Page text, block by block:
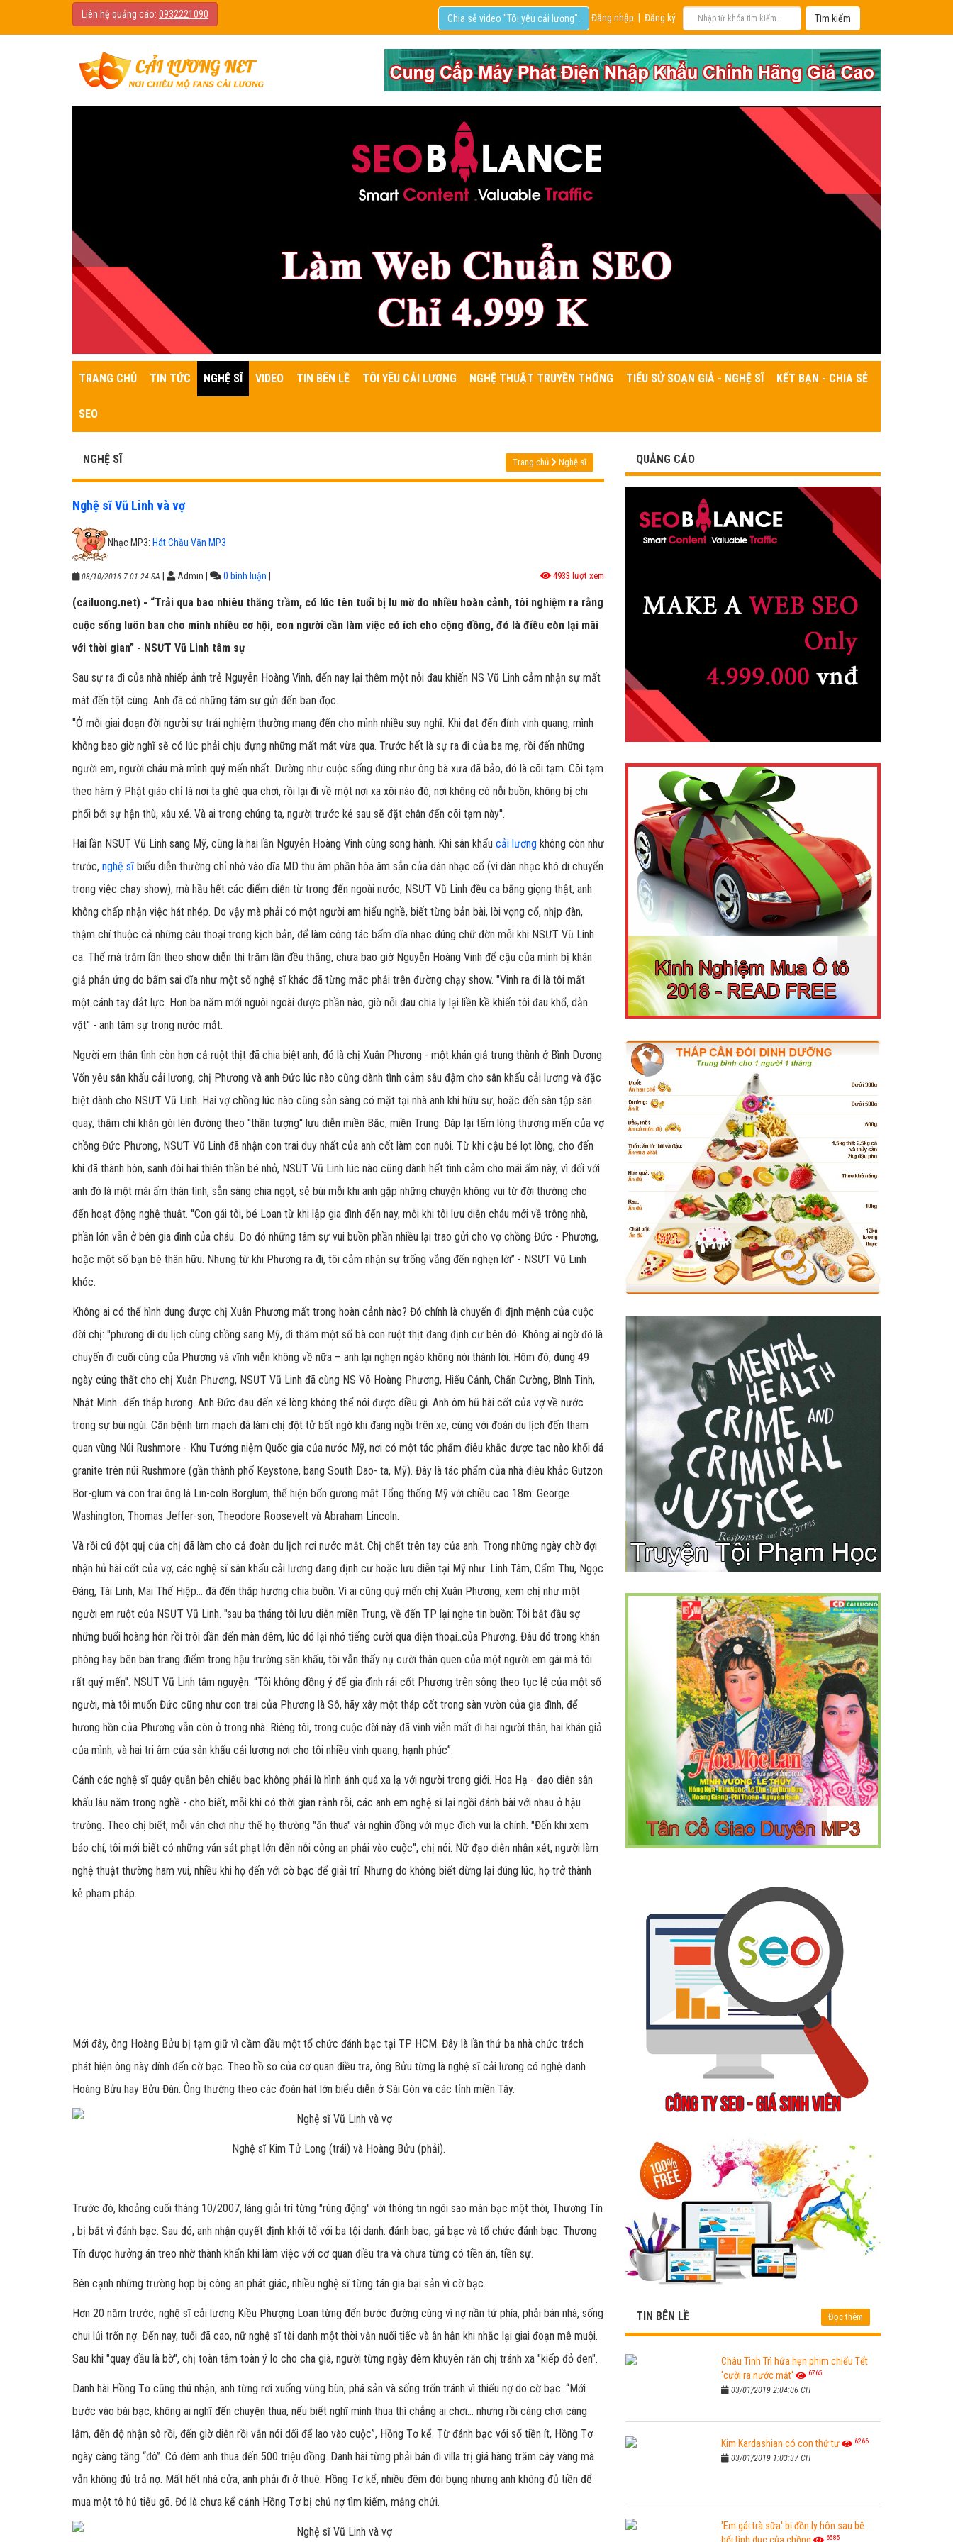
Liên hệ quảng cáo: 0932221090 Đăng nhập Đăng ký
Chia sẻ video "Tôi yêu cải lương".
TRANG CHỦ TIN TỨC NGHỆ SĨ VIDEO TIN BÊN LỀ TÔI YÊU CẢI LƯƠNG NGHỆ THUẬT TRUYỀN THỐNG TIỂU SỬ SOẠN GIẢ - NGHỆ SĨ KẾT BẠN - CHIA SẺ
SEO
NGHỆ SĨ Trang chủ Nghệ sĩ
Nghệ sĩ Vũ Linh và vợ
Nhạc MP3: Hát Chầu Văn MP3
08/10/2016 7:01:24 SA Admin 0 bình luận 4933 lượt xem
(cailuong.net) - “Trải qua bao nhiêu thăng trầm, có lúc tên tuổi bị lu mờ do nhiều hoàn cảnh, tôi nghiệm ra rằng
cuộc sống luôn ban cho mình nhiều cơ hội, con người cần làm việc có ích cho cộng đồng, đó là điều còn lại mãi
với thời gian” - NSƯT Vũ Linh tâm sự
Sau sự ra đi của nhà nhiếp ảnh trẻ Nguyễn Hoàng Vinh, đến nay lại thêm một nỗi đau khiến NS Vũ Linh cảm nhận sự mất
mát đến tột cùng. Anh đã có những tâm sự gửi đến bạn đọc.
''Ở mỗi giai đoạn đời người sự trải nghiệm thường mang đến cho mình nhiều suy nghĩ. Khi đạt đến đỉnh vinh quang, mình
không bao giờ nghĩ sẽ có lúc phải chịu đựng những mất mát vừa qua. Trước hết là sự ra đi của ba mẹ, rồi đến những
người em, người cháu mà mình quý mến nhất. Dường như cuộc sống đúng như ông bà xưa đã bảo, đó là cõi tạm. Cõi tạm
theo hàm ý Phật giáo chỉ là nơi ta ghé qua chơi, rồi lại đi về một nơi xa xôi nào đó, nơi không có nỗi buồn, không bị chi
phối bởi sự hận thù, xâu xé. Và ai trong chúng ta, người trước kẻ sau sẽ đặt chân đến cõi tạm này''.
Hai lần NSUT Vũ Linh sang Mỹ, cũng là hai lần Nguyễn Hoàng Vinh cùng song hành. Khi sân khấu cải lương không còn như
trước, nghệ sĩbiểu diễn thường chỉ nhờ vào dĩa MD thu âm phần hòa âm sẳn của dàn nhạc cổ (vì dàn nhạc khó di chuyển
trong việc chạy show), mà hầu hết các điểm diễn từ trong đến ngoài nước, NSƯT Vũ Linh đều ca bằng giọng thật, anh
không chấp nhận việc hát nhép. Do vậy mà phải có một người am hiểu nghề, biết từng bản bài, lời vọng cổ, nhịp đàn,
thậm chí thuộc cả những câu thoại trong kịch bản, để làm công tác bấm dĩa nhạc đúng chữ đờn mỗi khi NSƯT Vũ Linh
ca. Thế mà trăm lần theo show diễn thì trăm lần đều thắng, chưa bao giờ Nguyễn Hoàng Vinh để cậu của mình bị khán
giả phản ứng do bấm sai dĩa như một số nghệ sĩ khác đã từng mắc phải trên đường chạy show. "Vinh ra đi là tôi mất
một cánh tay đắt lực. Hơn ba năm mới nguôi ngoài được phần nào, giờ nỗi đau chia ly lại liền kề khiến tôi đau khổ, dằn
vặt'' - anh tâm sự trong nước mắt.
Người em thân tình còn hơn cả ruột thịt đã chia biệt anh, đó là chị Xuân Phương - một khán giả trung thành ở Bình Dương.
Vốn yêu sân khấu cải lương, chị Phương và anh Đức lúc nào cũng dành tình cảm sâu đậm cho sân khấu cải lương và đặc
biệt dành cho NSƯT Vũ Linh. Hai vợ chồng lúc nào cũng sẵn sàng có mặt tại nhà anh khi hữu sự, hoặc đến sàn tập sàn
quay, thậm chí khăn gói lên đường theo ''thần tượng'' lưu diễn miền Bắc, miền Trung. Đáp lại tấm lòng thương mến của vợ
chồng Đức Phương, NSƯT Vũ Linh đã nhận con trai duy nhất của anh cốt làm con nuôi. Từ khi cậu bé lọt lòng, cho đến
khi đã thành hôn, sanh đôi hai thiên thần bé nhỏ, NSUT Vũ Linh lúc nào cũng dành hết tình cảm cho mái ấm này, vì đối với
anh đó là một mái ấm thân tình, sẵn sàng chia ngọt, sẻ bùi mỗi khi anh gặp những chuyện không vui từ đời thường cho
đến hoạt động nghệ thuật. ''Con gái tôi, bé Loan từ khi lập gia đình đến nay, mỗi khi tôi lưu diễn cháu mới về trông nhà,
phần lớn vẫn ở bên gia đình của cháu. Do đó những tâm sự vui buồn phần nhiều lại trao gửi cho vợ chồng Đức - Phương,
hoặc một số bạn bè thân hữu. Nhưng từ khi Phương ra đi, tôi cảm nhận sự trống vắng đến nghẹn lời” - NSƯT Vũ Linh
khóc.
Không ai có thể hình dung được chị Xuân Phương mất trong hoàn cảnh nào? Đó chính là chuyến đi định mệnh của cuộc
đời chị: "phương đi du lịch cùng chồng sang Mỹ, đi thăm một số bà con ruột thịt đang định cư bên đó. Không ai ngờ đó là
chuyến đi cuối cùng của Phương và vĩnh viễn không về nữa – anh lại nghẹn ngào không nói thành lời. Hôm đó, đúng 49
ngày cúng thất cho chị Xuân Phương, NSƯT Vũ Linh đã cùng NS Võ Hoàng Phương, Hiếu Cảnh, Chấn Cường, Bình Tinh,
Nhật Minh...đến thắp hương. Anh Đức đau đến xé lòng không thể nói được điều gì. Anh ôm hũ hài cốt của vợ về nước
trong sự bùi ngùi. Căn bệnh tim mạch đã làm chị đột tử bất ngờ khi đang ngồi trên xe, cùng với đoàn du lịch đến tham
quan vùng Núi Rushmore - Khu Tưởng niệm Quốc gia của nước Mỹ, nơi có một tác phẩm điêu khắc được tạc nào khối đá
granite trên núi Rushmore (gần thành phố Keystone, bang South Dao- ta, Mỹ). Đây là tác phẩm của nhà điêu khắc Gutzon
Bor-glum và con trai ông là Lin-coln Borglum, thể hiện bốn gương mật Tổng thống Mỹ với chiều cao 18m: George
Washington, Thomas Jeffer-son, Theodore Roosevelt và Abraham Lincoln.
Và rồi cú đột quị của chị đã làm cho cả đoàn du lịch rơi nước mắt. Chị chết trên tay của anh. Trong những ngày chờ đợi
nhận hủ hài cốt của vợ, các nghệ sĩ sân khấu cải lương đang định cư hoặc lưu diễn tại Mỹ như: Linh Tâm, Cẩm Thu, Ngọc
Đáng, Tài Linh, Mai Thế Hiệp... đã đến thắp hương chia buồn. Vì ai cũng quý mến chị Xuân Phương, xem chị như một
người em ruột của NSƯT Vũ Linh. "sau ba tháng tôi lưu diễn miền Trung, về đến TP lại nghe tin buồn: Tôi bắt đầu sợ
những buổi hoàng hôn rồi trôi dần đến màn đêm, lúc đó lại nhớ tiếng cười qua điện thoại..của Phương. Đâu đó trong khán
phòng hay bên bàn trang điểm trong hậu trường sân khấu, tôi vẫn thấy nụ cười thân quen của một người em gái mà tôi
rất quý mến''. NSUT Vũ Linh tâm nguyện. “Tôi không đồng ý để gia đình rải cốt Phương trên sông theo tục lệ của một số
người, mà tôi muốn Đức cũng như con trai của Phương là Sô, hãy xây một tháp cốt trong sàn vườn của gia đình, để
hương hồn của Phương vẫn còn ở trong nhà. Riêng tôi, trong cuộc đời này đã vĩnh viễn mất đi hai người thân, hai khán giả
của mình, và hai tri âm của sân khấu cải lương nơi cho tôi nhiều vinh quang, hạnh phúc”.
Cảnh các nghệ sĩ quây quần bên chiếu bạc không phải là hình ảnh quá xa lạ với người trong giới. Hoa Hạ - đạo diễn sân
khấu lâu năm trong nghề - cho biết, mỗi khi có thời gian rảnh rỗi, các anh em nghệ sĩ lại ngồi đánh bài với nhau ở hậu
trường. Theo chị biết, mỗi ván chơi như thế họ thường "ăn thua" vài nghìn đồng với mục đích vui là chính. "Đến khi xem
báo chí, tôi mới biết có những ván sát phạt lớn đến nỗi công an phải vào cuộc", chị nói. Nữ đạo diễn nhận xét, người làm
nghệ thuật thường ham vui, nhiều khi họ đến với cờ bạc để giải trí. Nhưng do không biết dừng lại đúng lúc, họ trở thành
kẻ phạm pháp.
Mới đây, ông Hoàng Bửu bị tạm giữ vì cầm đầu một tổ chức đánh bạc tại TP HCM. Đây là lần thứ ba nhà chức trách
phát hiện ông này dính đến cờ bạc. Theo hồ sơ của cơ quan điều tra, ông Bửu từng là nghệ sĩ cải lương có nghệ danh
Hoàng Bửu hay Bửu Đàn. Ông thường theo các đoàn hát lớn biểu diễn ở Sài Gòn và các tỉnh miền Tây.
Nghệ sĩ Kim Tử Long (trái) và Hoàng Bửu (phải).
Trước đó, khoảng cuối tháng 10/2007, làng giải trí từng "rúng động" với thông tin ngôi sao màn bạc một thời, Thương Tín
, bị bắt vì đánh bạc. Sau đó, anh nhận quyết định khởi tố với ba tội danh: đánh bạc, gá bạc và tổ chức đánh bạc. Thương
Tín được hưởng án treo nhờ thành khẩn khi làm việc với cơ quan điều tra và chưa từng có tiền án, tiền sự.
Bên cạnh những trường hợp bị công an phát giác, nhiều nghệ sĩ từng tán gia bại sản vì cờ bạc.
Hơn 20 năm trước, nghệ sĩ cải lương Kiều Phượng Loan từng đến bước đường cùng vì nợ nần tứ phía, phải bán nhà, sống
chui lủi trốn nợ. Đến nay, tuổi đã cao, nữ nghệ sĩ tài danh một thời vẫn nuối tiếc và ân hận khi nhắc lại giai đoạn mê muội.
Sau khi "quay đầu là bờ", chị toàn tâm toàn ý lo cho cha già, người từng ngày đêm khuyên răn chị tránh xa "kiếp đỏ đen".
Danh hài Hồng Tơ cũng thú nhận, anh từng rơi xuống vũng bùn, phá sản và sống trốn tránh vì thiếu nợ do cờ bạc. “Mới
bước vào bài bạc, không ai nghĩ đến chuyện thua, nếu biết nghĩ mình thua thì chẳng ai chơi… nhưng rồi càng chơi càng
lậm, đến độ nhận sô rồi, đến giờ diễn rồi vẫn nói dối để lao vào cuộc”, Hồng Tơ kể. Từ đánh bạc với số tiền ít, Hồng Tơ
ngày càng tăng “đô”. Có đêm anh thua đến 500 triệu đồng. Danh hài từng phải bán đi villa trị giá hàng trăm cây vàng mà
vẫn không đủ trả nợ. Mất hết nhà cửa, anh phải đi ở thuê. Hồng Tơ kể, nhiều đêm đói bụng nhưng anh không đủ tiền để
mua một tô hủ tiếu gõ. Đó là chưa kể cảnh Hồng Tơ bị chủ nợ tìm kiếm, mắng chửi.
QUẢNG CÁO
TIN BÊN LỀ Đọc thêm
Châu Tinh Trì hứa hẹn phim chiếu Tết
'cười ra nước mắt'
6765
03/01/2019 2:04:06 CH
Kim Kardashian có con thứ tư 6266
03/01/2019 1:03:37 CH
'Em gái trà sữa' bị đồn ly hôn sau bê
6585
Powered by netcore.vn